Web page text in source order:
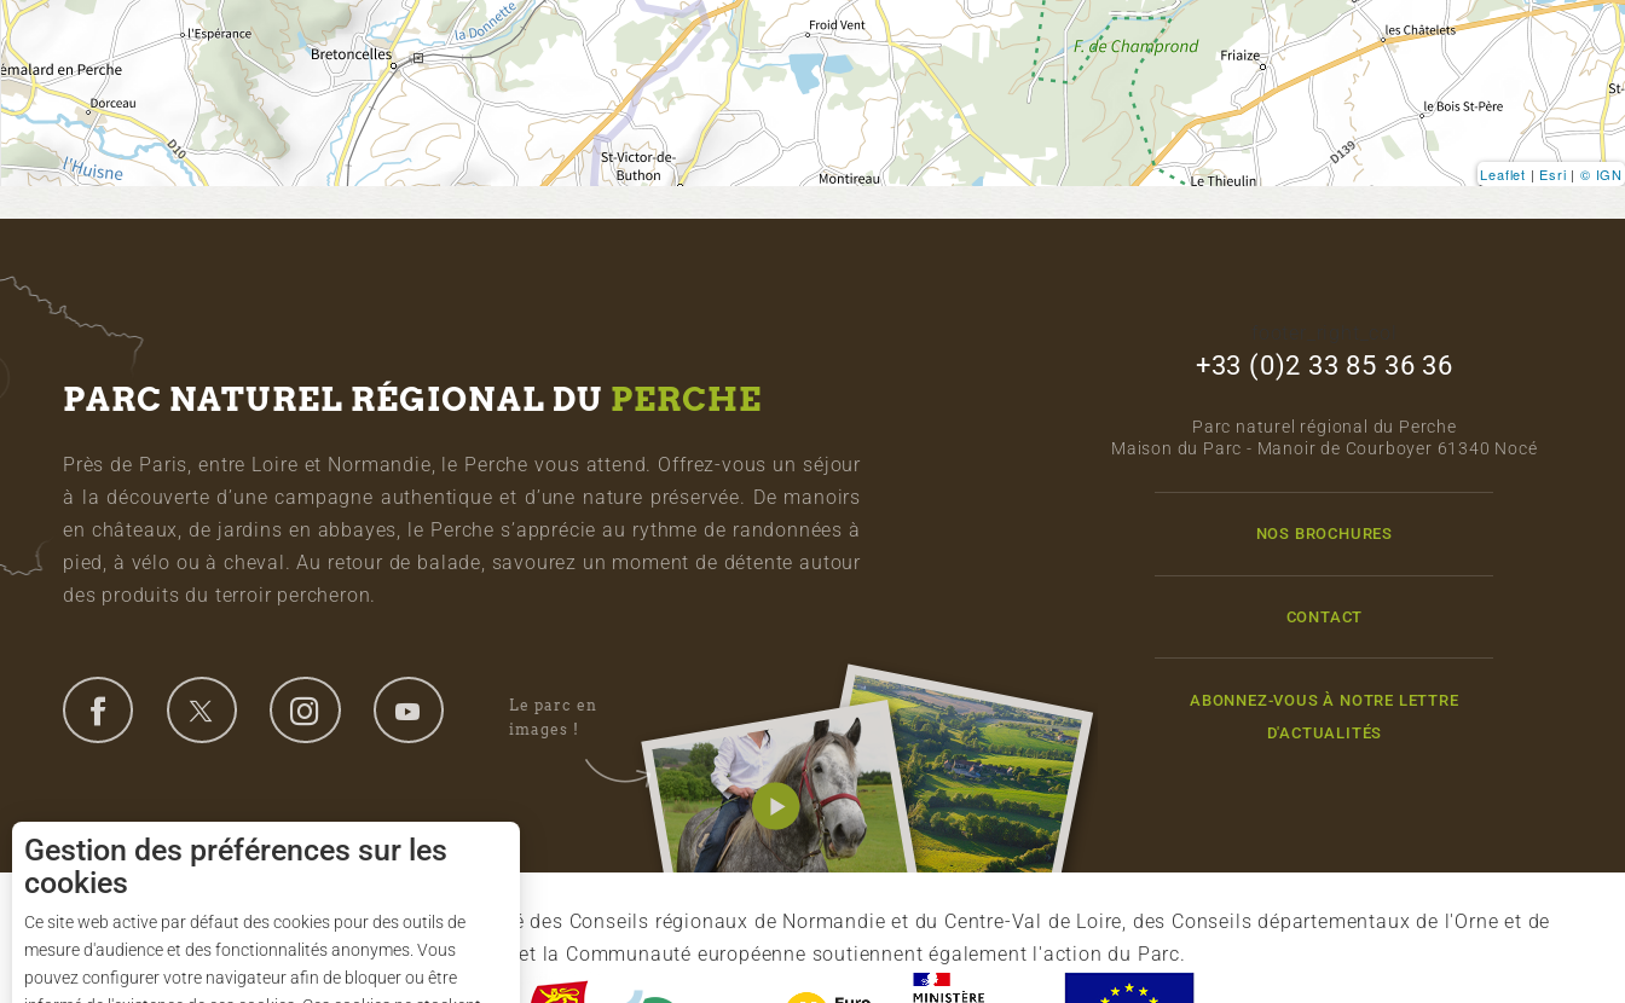
Leaflet | Esri | © IGN
PARC NATUREL RÉGIONAL DU PERCHE
Près de Paris, entre Loire et Normandie, le Perche vous attend. Offrez-vous un séjour
à la découverte d’une campagne authentique et d’une nature préservée. De manoirs
en châteaux, de jardins en abbayes, le Perche s’apprécie au rythme de randonnées à
pied, à vélo ou à cheval. Au retour de balade, savourez un moment de détente autour
des produits du terroir percheron.
Le parc en
images !
+33 (0)2 33 85 36 36
Parc naturel régional du Perche
Maison du Parc - Manoir de Courboyer 61340 Nocé
NOS BROCHURES
CONTACT
ABONNEZ-VOUS À NOTRE LETTRE
D'ACTUALITÉS
Le Syndicat Mixte de gestion du Parc est composé des Conseils régionaux de Normandie et du Centre-Val de Loire, des Conseils départementaux de l'Orne et de
l'Eure-et-Loir et des 91 communes du Parc. L'Etat et la Communauté européenne soutiennent également l'action du Parc.
Gestion des préférences sur les
cookies
Ce site web active par défaut des cookies pour des outils de
mesure d'audience et des fonctionnalités anonymes. Vous
pouvez configurer votre navigateur afin de bloquer ou être